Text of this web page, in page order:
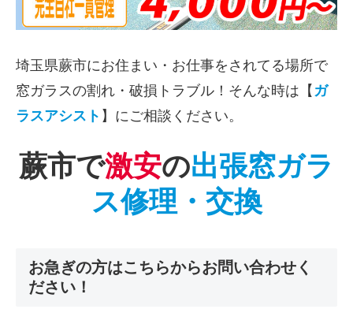
埼玉県蕨市にお住まい・お仕事をされてる場所で
窓ガラスの割れ・破損トラブル！そんな時は【 ガ
ラスアシスト 】にご相談ください。
蕨市で激安の出張窓ガラ
ス修理・交換
お急ぎの方はこちらからお問い合わせく
ださい！